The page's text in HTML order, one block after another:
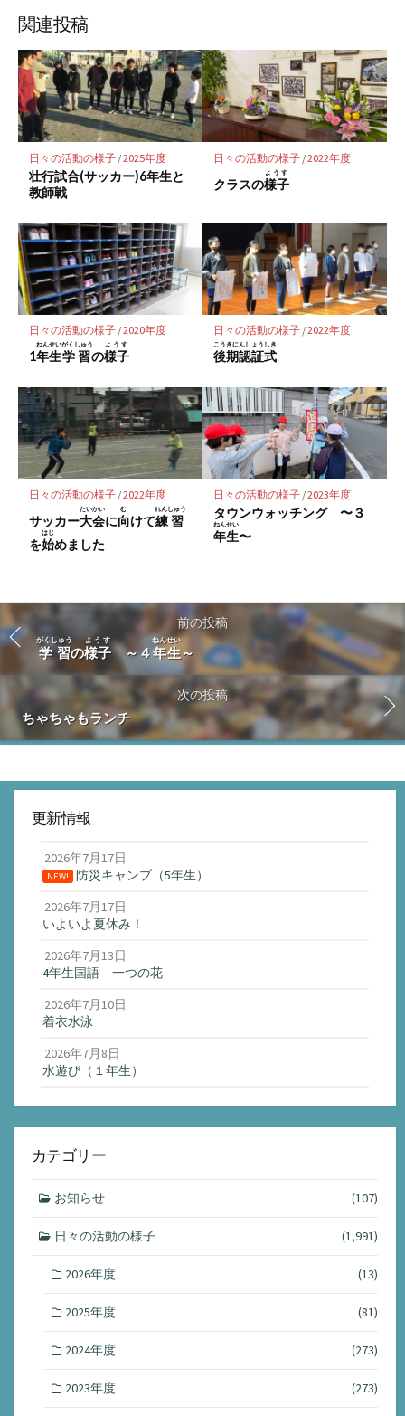
ェ
ア
ッ
ク
マ
ー
ク
に
保
ア
ア
関連投稿
日々の活動の様子/2025年度
壮行試合(サッカー)6年生と
教師戦
日々の活動の様子/2022年度
クラスの様子
ようす
日々の活動の様子/2020年度
1年生
ねんせい
学習
がくしゅう
の様子
ようす
日々の活動の様子/2022年度
後期認証式
こうきにんしょうしき
日々の活動の様子/2022年度
サッカー大会
たいかい
に向
む
けて練習
れんしゅう
を始
はじ
めました
日々の活動の様子/2023年度
タウンウォッチング 〜３
年生
ねんせい
〜
前の投稿
学習
がくしゅう
の様子
ようす
～４年生
ねんせい
～
次の投稿
ちゃちゃもランチ
更新情報
2026年7月17日
NEW!
防災キャンプ（5年生）
2026年7月17日
いよいよ夏休み！
2026年7月13日
4年生国語 一つの花
2026年7月10日
着衣水泳
2026年7月8日
水遊び（１年生）
カテゴリー
お知らせ (107)
日々の活動の様子 (1,991)
2026年度 (13)
2025年度 (81)
2024年度 (273)
2023年度 (273)